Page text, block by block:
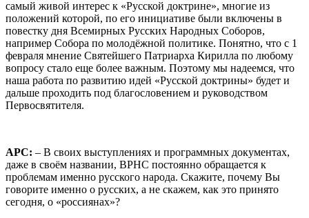
самый живой интерес к «Русской доктрине», многие из
положений которой, по его инициативе были включены в
повестку дня Всемирных Русских Народных Соборов,
например Собора по молодёжной политике. Понятно, что с 1
февраля мнение Святейшего Патриарха Кирилла по любому
вопросу стало еще более важным. Поэтому мы надеемся, что
наша работа по развитию идей «Русской доктрины» будет и
дальше проходить под благословением и руководством
Первосвятителя.
АРС: – В своих выступлениях и программных документах,
даже в своём названии, ВРНС постоянно обращается к
проблемам именно русского народа. Скажите, почему Вы
говорите именно о русских, а не скажем, как это принято
сегодня, о «россиянах»?